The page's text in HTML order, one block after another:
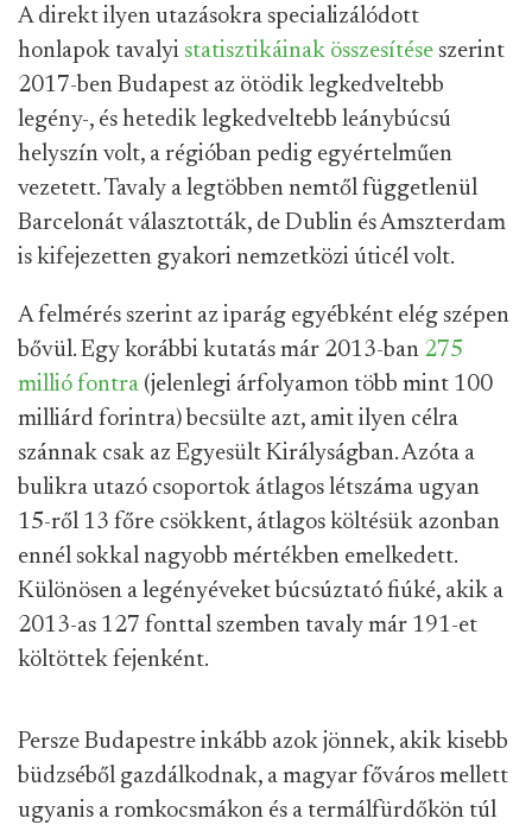
A direkt ilyen utazásokra specializálódott
honlapok tavalyi statisztikáinak összesítése szerint
2017-ben Budapest az ötödik legkedveltebb
legény-, és hetedik legkedveltebb leánybúcsú
helyszín volt, a régióban pedig egyértelműen
vezetett. Tavaly a legtöbben nemtől függetlenül
Barcelonát választották, de Dublin és Amszterdam
is kifejezetten gyakori nemzetközi úticél volt.
A felmérés szerint az iparág egyébként elég szépen
bővül. Egy korábbi kutatás már 2013-ban 275
millió fontra (jelenlegi árfolyamon több mint 100
milliárd forintra) becsülte azt, amit ilyen célra
szánnak csak az Egyesült Királyságban. Azóta a
bulikra utazó csoportok átlagos létszáma ugyan
15-ről 13 főre csökkent, átlagos költésük azonban
ennél sokkal nagyobb mértékben emelkedett.
Különösen a legényéveket búcsúztató fiúké, akik a
2013-as 127 fonttal szemben tavaly már 191-et
költöttek fejenként.
Persze Budapestre inkább azok jönnek, akik kisebb
büdzséből gazdálkodnak, a magyar főváros mellett
ugyanis a romkocsmákon és a termálfürdőkön túl